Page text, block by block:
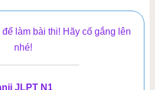
làm bài thi! Hãy cố gắng lên
nhé!
JLPT N1